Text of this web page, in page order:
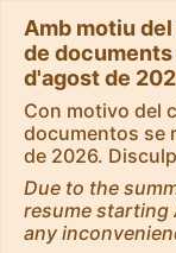
Amb motiu
de
d'agost de
Con motivo del
documentos se
de 2026.
Due to the
resume starting
any